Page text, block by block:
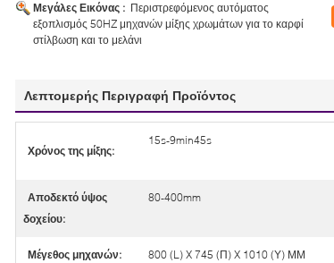
Μεγάλες Εικόνας : Περιστρεφόμενος αυτόματος
εξοπλισμός 50HZ μηχανών μίξης χρωμάτων για το καρφί
στίλβωση και το μελάνι
Λεπτομερής Περιγραφή Προϊόντος
Χρόνος της μίξης:
15s-9min45s
Αποδεκτό ύψος
δοχείου:
80-400mm
Μέγεθος μηχανών: 800 (L) X 745 (Π) X 1010 (Υ) ΜΜ